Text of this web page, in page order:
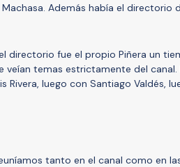
Además había el directorio
directorio fue el propio Piñera un
veían temas estrictamente del canal.
luego con Santiago Valdés,
tanto en el canal como en